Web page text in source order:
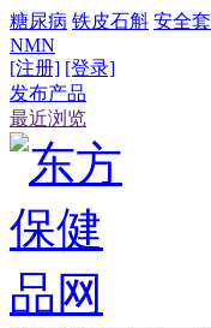
糖尿病 铁皮石斛 安全套
NMN
[注册] [登录]
发布产品
最近浏览